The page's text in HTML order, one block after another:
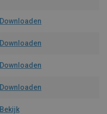
Downloaden
Downloaden
Downloaden
Downloaden
Bekijk